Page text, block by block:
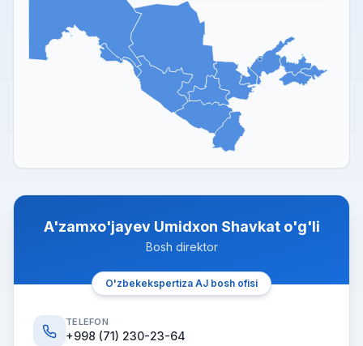
A'zamxo'jayev Umidxon Shavkat o'g'li
Bosh direktor
O'zbekekspertiza AJ bosh ofisi
TELEFON
+998 (71) 230-23-64